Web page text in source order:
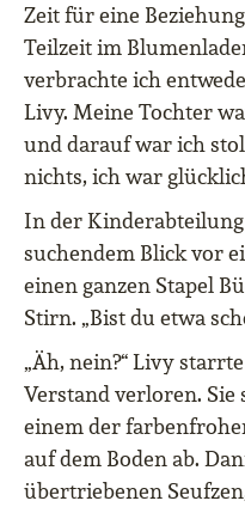
Zeit für eine
Teilzeit im
verbrachte ich
Livy. Meine Tochter
und darauf war ich
nichts, ich war
In der
suchendem Blick vor
einen ganzen Stapel
Stirn. „Bist du etwa
„Äh, nein?“ Livy
Verstand verloren. Sie
einem der
auf dem Boden ab.
übertriebenen